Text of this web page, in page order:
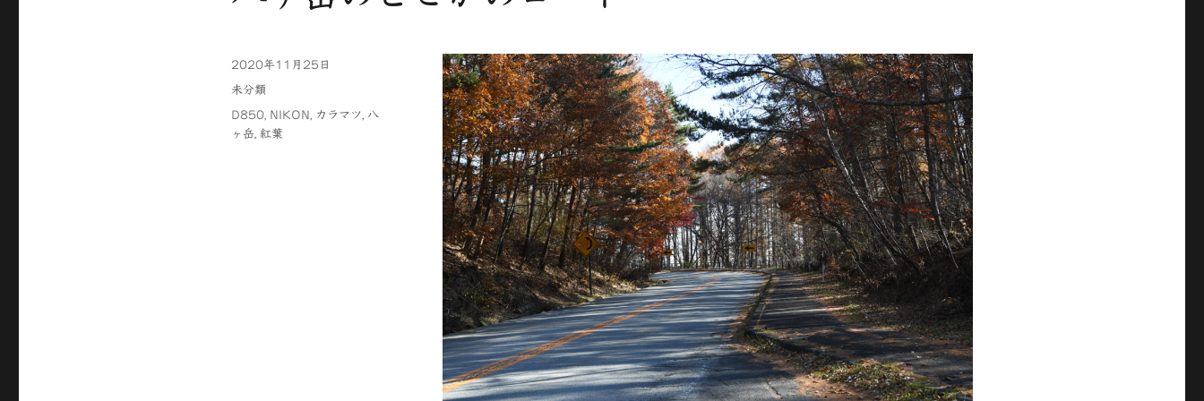
投
稿
2020年11月25日
カ
テ
未分類
タ
グ
D850, NIKON, カラマツ , 八
ヶ岳, 紅葉